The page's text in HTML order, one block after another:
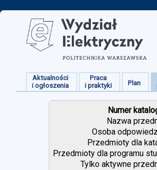
Aktualności
i ogłoszenia
Praca
i praktyki
Plan
Numer
Nazwa
Osoba
Przedmioty dla
Przedmioty dla programu
Tylko aktywne